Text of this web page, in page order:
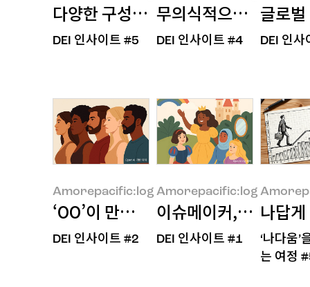
Amorepacific:log
다양한 구성원과 포용적인 문화
DEI 인사이트 #5 Amorepacific:log
무의식적으로 편견 중
DEI 인사이트 #4
글로
DEI 인사
Amorepacific:log
Amorepacific:log
‘OO’이 만드는, 브랜드의 미래
DEI 인사이트 #2 Amorepacific:log
Amorepacific:log
이슈메이커, OOO ?
DEI 인사이트 #1
나답
‘나다움’
는 여정